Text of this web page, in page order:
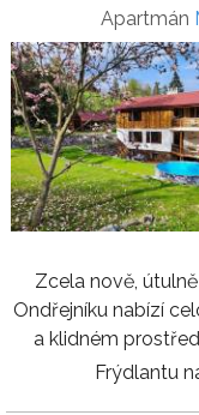
Apartmán
Zcela nově,
Ondřejníku nabízí
a klidném
Frýdlantu